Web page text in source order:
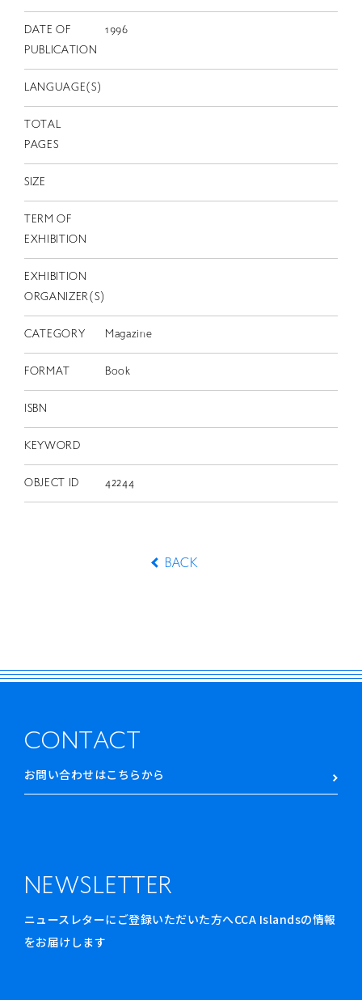
DATE OF
PUBLICATION
1996
LANGUAGE(S)
TOTAL
PAGES
SIZE
TERM OF
EXHIBITION
EXHIBITION
ORGANIZER(S)
CATEGORY Magazine
FORMAT Book
ISBN
KEYWORD
OBJECT ID 42244
BACK
CONTACT
お問い合わせはこちらから
NEWSLETTER
ニュースレターにご登録いただいた方へCCA Islandsの情報
をお届けします